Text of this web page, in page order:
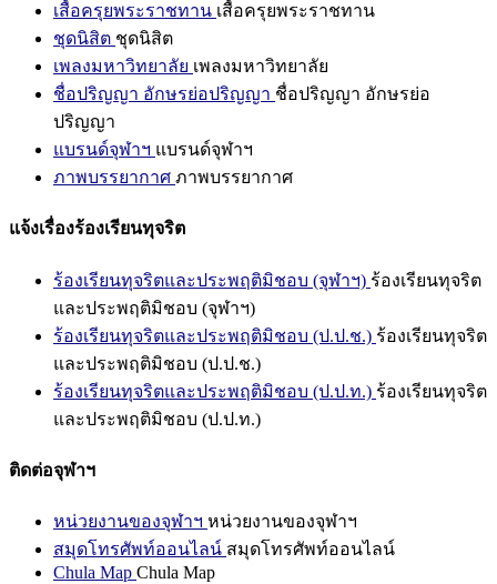
เสื้อครุยพระราชทาน เสื้อครุยพระราชทาน
ชุดนิสิต ชุดนิสิต
เพลงมหาวิทยาลัย เพลงมหาวิทยาลัย
ชื่อปริญญา อักษรย่อปริญญา ชื่อปริญญา อักษรย่อ
ปริญญา
แบรนด์จุฬาฯ แบรนด์จุฬาฯ
ภาพบรรยากาศ ภาพบรรยากาศ
แจ้งเรื่องร้องเรียนทุจริต
ร้องเรียนทุจริตและประพฤติมิชอบ (จุฬาฯ) ร้องเรียนทุจริต
และประพฤติมิชอบ (จุฬาฯ)
ร้องเรียนทุจริตและประพฤติมิชอบ (ป.ป.ช.) ร้องเรียนทุจริต
และประพฤติมิชอบ (ป.ป.ช.)
ร้องเรียนทุจริตและประพฤติมิชอบ (ป.ป.ท.) ร้องเรียนทุจริต
และประพฤติมิชอบ (ป.ป.ท.)
ติดต่อจุฬาฯ
หน่วยงานของจุฬาฯ หน่วยงานของจุฬาฯ
สมุดโทรศัพท์ออนไลน์ สมุดโทรศัพท์ออนไลน์
Chula Map Chula Map